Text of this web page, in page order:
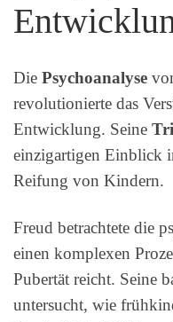
Die Psychoanalyse
revolutionierte das
Entwicklung. Seine
einzigartigen Einblick
Reifung von Kindern.
Freud betrachtete die
einen komplexen
Pubertät reicht. Seine
untersucht, wie